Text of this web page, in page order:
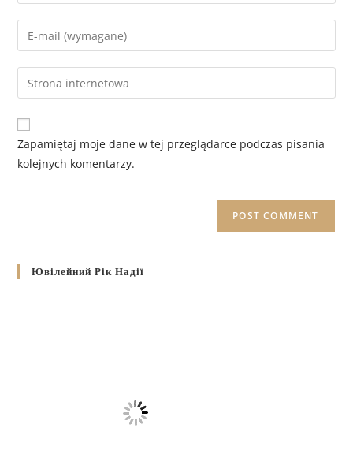
Zapamiętaj moje dane w tej przeglądarce podczas pisania
kolejnych komentarzy.
Ювілейний Рік Надії